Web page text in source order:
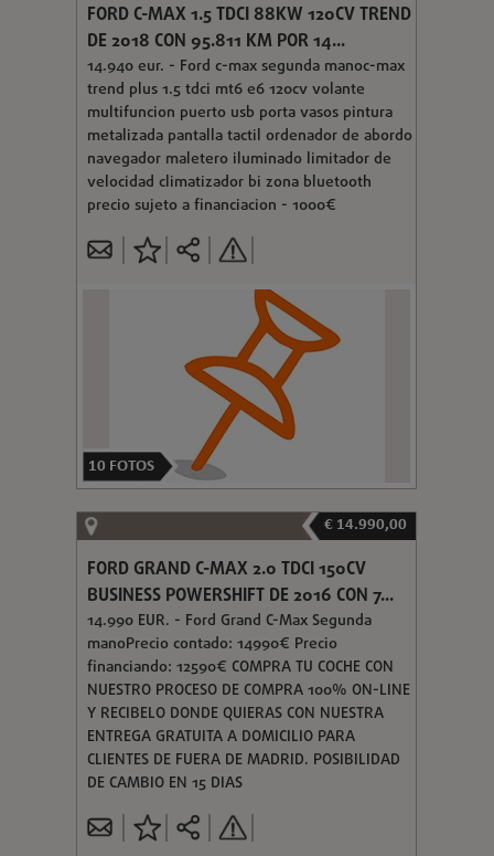
FORD C-MAX 1.5 TDCI 88KW 120CV TREND
DE 2018 CON 95.811 KM POR 14...
14.940 eur. - Ford c-max segunda manoc-max
trend plus 1.5 tdci mt6 e6 120cv volante
multifuncion puerto usb porta vasos pintura
metalizada pantalla tactil ordenador de abordo
navegador maletero iluminado limitador de
velocidad climatizador bi zona bluetooth
precio sujeto a financiacion - 1000€
10 FOTOS
€ 14.990,00
FORD GRAND C-MAX 2.0 TDCI 150CV
BUSINESS POWERSHIFT DE 2016 CON 7...
14.990 EUR. - Ford Grand C-Max Segunda
manoPrecio contado: 14990€ Precio
financiando: 12590€ COMPRA TU COCHE CON
NUESTRO PROCESO DE COMPRA 100% ON-LINE
Y RECIBELO DONDE QUIERAS CON NUESTRA
ENTREGA GRATUITA A DOMICILIO PARA
CLIENTES DE FUERA DE MADRID. POSIBILIDAD
DE CAMBIO EN 15 DIAS